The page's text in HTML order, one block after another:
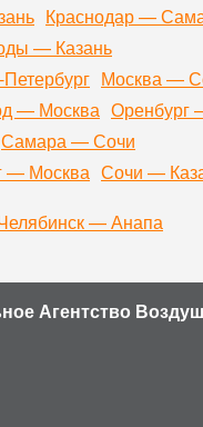
Краснодар —
— Казань
Москва —
— Москва Оренбург
Самара — Сочи
— Москва Сочи —
— Анапа
Агентство